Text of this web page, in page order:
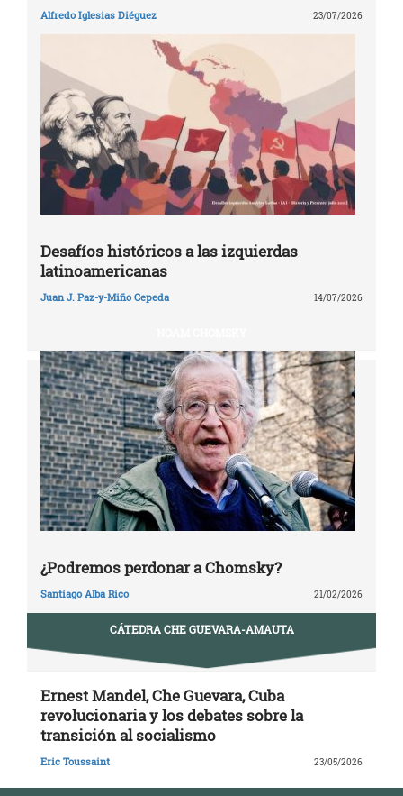
Alfredo Iglesias Diéguez 23/07/2026
Desafíos históricos a las izquierdas
latinoamericanas
Juan J. Paz-y-Miño Cepeda 14/07/2026
¿Podremos perdonar a Chomsky?
Santiago Alba Rico 21/02/2026
CÁTEDRA CHE GUEVARA-AMAUTA
Ernest Mandel, Che Guevara, Cuba
revolucionaria y los debates sobre la
transición al socialismo
Eric Toussaint 23/05/2026